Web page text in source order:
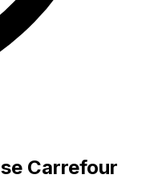
Carrefour